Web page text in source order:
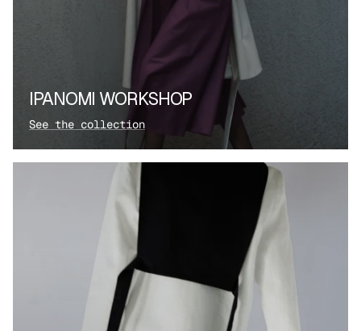
IPANOMI WORKSHOP
See the collection